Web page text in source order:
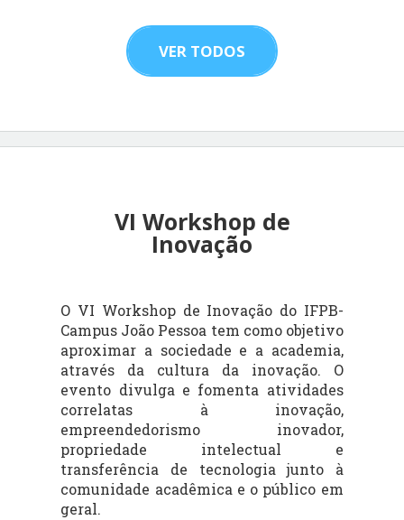
VER TODOS
VI Workshop de
Inovação
O VI Workshop de Inovação do IFPB-
Campus João Pessoa tem como objetivo
aproximar a sociedade e a academia,
através da cultura da inovação. O
evento divulga e fomenta atividades
correlatas à inovação,
empreendedorismo inovador,
propriedade intelectual e
transferência de tecnologia junto à
comunidade acadêmica e o público em
geral.